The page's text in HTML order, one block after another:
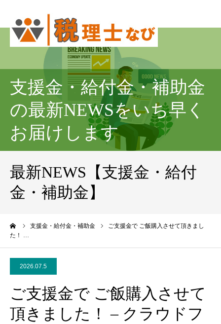
支援金・給付金・補助金
の最新NEWSをいち早く
お届けします
最新NEWS【支援金・給付
金・補助金】
支援金・給付金・補助金
ご支援金で ご飯購入させて頂きまし
た！ …
2026.07.5
ご支援金で ご飯購入させて
頂きました！ – クラウドフ